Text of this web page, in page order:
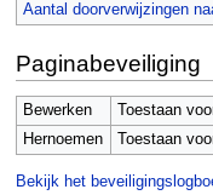
Aantal doorverwijzingen
Paginabeveiliging
Bewerken
Toestaan
Hernoemen
Toestaan
Bekijk het